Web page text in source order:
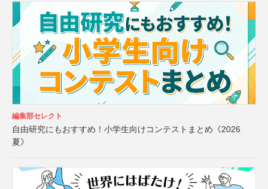
編集部セレクト
自由研究にもおすすめ！小学生向けコンテストまとめ《2026
夏》